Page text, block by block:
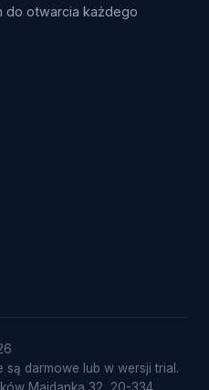
do otwarcia każdego
darmowe lub w wersji trial.